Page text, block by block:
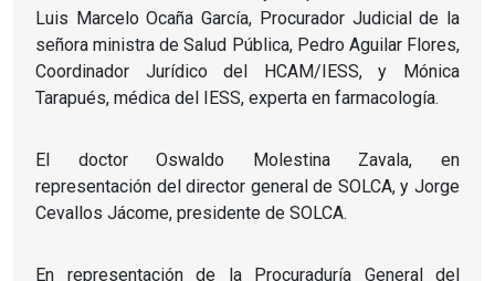
Luis Marcelo Ocaña García, Procurador Judicial de la
señora ministra de Salud Pública, Pedro Aguilar Flores,
Coordinador Jurídico del HCAM/IESS, y Mónica
Tarapués, médica del IESS, experta en farmacología.
El doctor Oswaldo Molestina Zavala, en
representación del director general de SOLCA, y Jorge
Cevallos Jácome, presidente de SOLCA.
En representación de la Procuraduría General del